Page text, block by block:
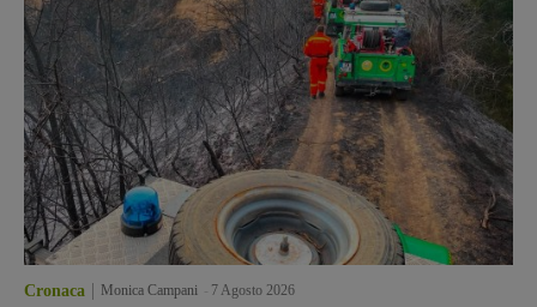
Cronaca Monica Campani 7 Agosto 2026